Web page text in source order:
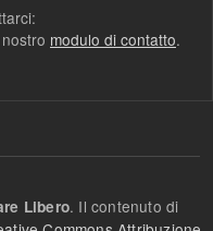
modulo di contatto.
Libero. Il contenuto di